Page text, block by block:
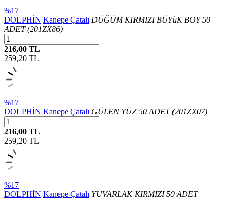
%17
DOLPHİN Kanepe Çatalı DÜĞÜM KIRMIZI BÜYüK BOY 50
ADET (201ZX86)
216,00 TL
259,20 TL
%17
DOLPHİN Kanepe Çatalı GÜLEN YÜZ 50 ADET (201ZX07)
216,00 TL
259,20 TL
%17
DOLPHİN Kanepe Çatalı YUVARLAK KIRMIZI 50 ADET